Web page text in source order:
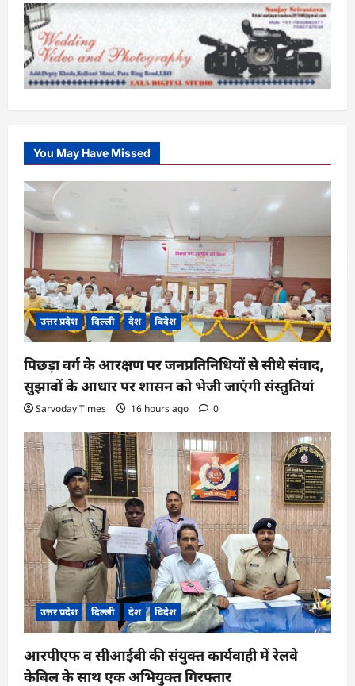
You May Have Missed
उत्तर प्रदेश दिल्ली देश विदेश
पिछड़ा वर्ग के आरक्षण पर जनप्रतिनिधियों से सीधे संवाद,
सुझावों के आधार पर शासन को भेजी जाएंगी संस्तुतियां
Sarvoday Times 16 hours ago 0
उत्तर प्रदेश दिल्ली देश विदेश
आरपीएफ व सीआईबी की संयुक्त कार्यवाही में रेलवे
केबिल के साथ एक अभियुक्त गिरफ्तार